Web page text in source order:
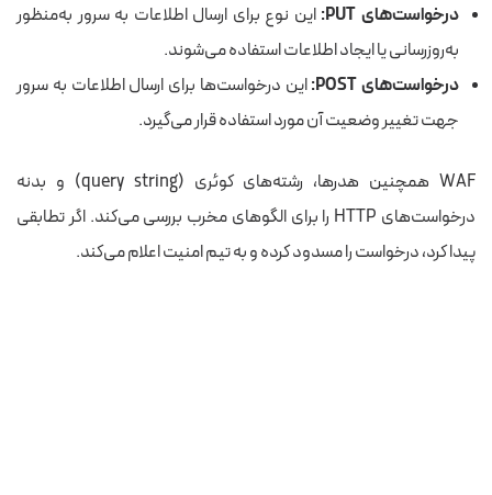
درخواست‌های PUT:
این نوع برای ارسال اطلاعات به سرور به‌منظور
به‌روزرسانی یا ایجاد اطلاعات استفاده می‌شوند.
درخواست‌های POST:
این درخواست‌ها برای ارسال اطلاعات به سرور
جهت تغییر وضعیت آن مورد استفاده قرار می‌گیرد.
WAF همچنین هدرها، رشته‌های کوئری (query string) و بدنه
درخواست‌های HTTP را برای الگوهای مخرب بررسی می‌کند. اگر تطابقی
پیدا کرد، درخواست را مسدود کرده و به تیم امنیت اعلام می‌کند.